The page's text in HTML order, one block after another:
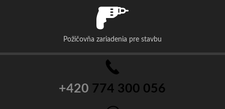
Požičovňa zariadenia pre stavbu
+420 774 300 056